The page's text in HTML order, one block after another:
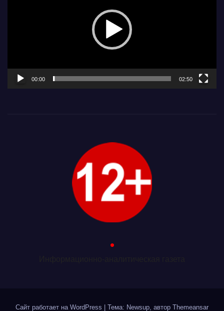
00:00 02:50
.
Сайт работает на WordPress | Тема: Newsup, автор Themeansar